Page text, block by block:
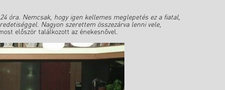
óra. Nemcsak, hogy igen kellemes meglepetés ez a fiatal,
Nagyon szerettem összezárva lenni vele,
először találkozott az énekesnővel.